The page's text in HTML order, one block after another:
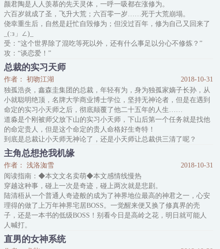
内容标签： 仙侠修真 重生 打脸 爽文
搜索关键字：主角：江思淳，沈踏岚 ┃ 配角：炮灰，女主，反派 ┃
其它：
颜君陶是人人羡慕的先天灵体，一呼一吸都在涨修为。
六百岁就成了圣，飞升大荒；六百零一岁……死于大荒崩塌。
侥幸重生后，自然是赶忙自毁修为；但没过百年，修为自己又回来了
_(:з」∠)_
受：“这个世界除了混吃等死以外，还有什么事足以分心不修炼？”
攻：“谈恋爱！”
受：“我是问那种容易影响修为的事。”
攻：“作天作地的，谈恋爱！”
受：“那最容易产生心魔，导致修为凝滞的事呢？”
攻：“和我，作天作地的，谈恋爱！”
雷萌自选：
1.主受。
2.作者脑子有坑。
3.文是蠢作者家的猫写
总裁的实习天师
作者： 初吻江湖
2018-10-31
独孤浩炎，鑫森圭集团的总裁，年轻有为，身为独孤家嫡子长孙，从
小就聪明绝顶，名牌大学商业博士学位，坚持无神论者，但是在遇到
命定的实习小天师之后，彻底颠覆了他二十五年的人生……
道淼是个刚被师父放下山的实习小天师，下山后第一个任务就是找他
的命定贵人，但是这个命定的贵人命格好生奇特！
到底是总裁让小天师无神论了，还是小天师让总裁供三清了呢？
主角总想抢我机缘
作者： 浅洛洳雪
2018-10-31
阅读指南：◆本文文名卖萌◆本文感情线慢热
穿越这种事，碰上一次是奇迹，碰上两次就是悲剧。
陆清梧从一个普通人奇迹般的成为了神界地位最高的神君之一，心安
理得的做了上万年神界宅居BOSS。一觉醒来便又换了修真界的壳
子，还是一本书的低级BOSS！别看今日是高岭之花，明日就可能人
人喊打。
陆清梧端着一张高贵冷艳的脸思考人生，看了一眼不断在自己身边转
悠的某人。这个世界的主角，为何总想抢他机缘？
直男的女神系统